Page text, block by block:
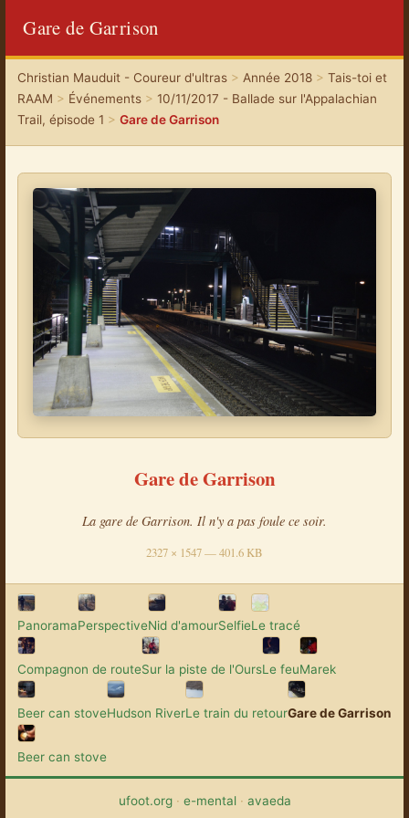
Gare de Garrison
Christian Mauduit - Coureur d'ultras> Année 2018> Tais-toi et
RAAM > Événements> 10/11/2017 - Ballade sur l'Appalachian
Trail, épisode 1 > Gare de Garrison
Gare de Garrison
La gare de Garrison. Il n'y a pas foule ce soir.
2327 × 1547 — 401.6 KB
PanoramaPerspectiveNid d'amourSelfieLe tracé
Compagnon de routeSur la piste de l'OursLe feuMarek
Beer can stoveHudson RiverLe train du retourGare de Garrison
Beer can stove
ufoot.org· e-mental· avaeda